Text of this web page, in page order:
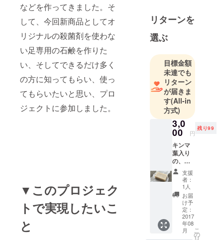
などを作ってきました。そ
して、今回新商品としてオ
リジナルの殺菌剤を使わな
い足専用の石鹸を作りた
い、そしてできるだけ多く
の方に知ってもらい、使っ
てもらいたいと思い、プロ
ジェクトに参加しました。
▼このプロジェク
トで実現したいこ
と
個人でして
います。
の方に低価
格高品質の
シャンプー
を使っても
らえるよう
に、全力で
仕事をして
いこうと
思っていま
す。よろし
くお願いし
ます。
リターンを
選ぶ
目標金額
未達でも
リターン
が届きま
す(All-in
方式)
3,0
00 円
残り99
キンマ
葉入り
の、足
専用消
臭石鹸
を6個差
し上げ
ます。
パッ
ケージ
カラー
は変更
支援
者：
1人
お届
け予
定：
2017
年08
月
こ
の